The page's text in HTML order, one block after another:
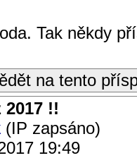
Tak někdy
na tento
2017 !!
(IP zapsáno)
19:49